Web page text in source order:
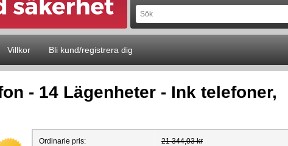
Villkor Bli kund/registrera dig
- 14 Lägenheter - Ink telefoner,
Ordinarie pris: 21 344,03 kr